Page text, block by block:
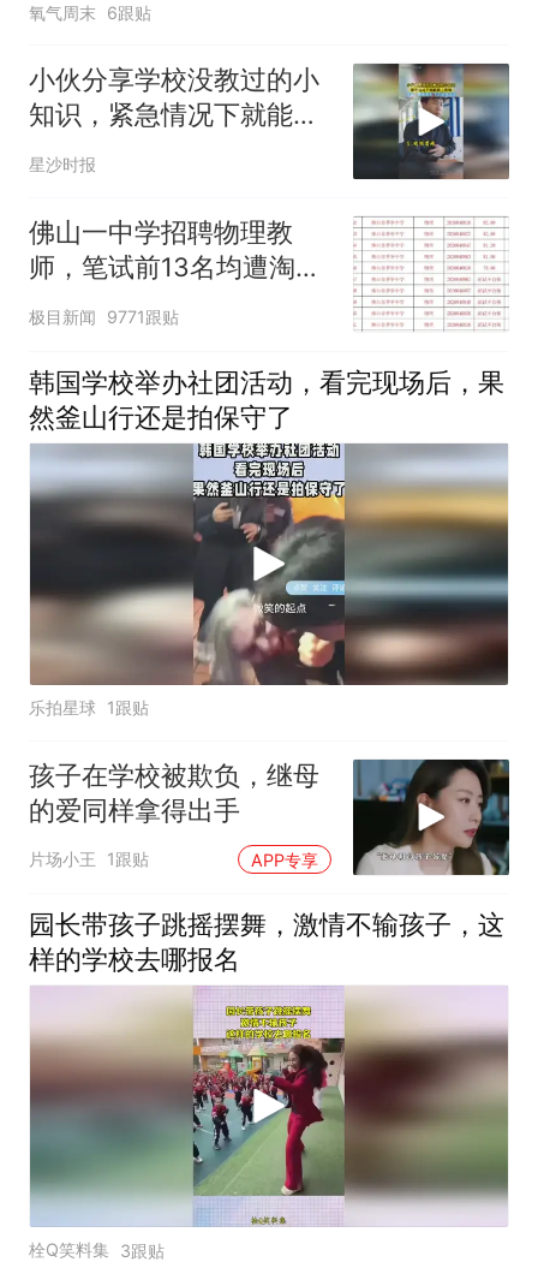
氧气周末 6跟贴
小伙分享学校没教过的小
知识，紧急情况下就能派
上用场，网友：脚麻甩手
星沙时报
佛山一中学招聘物理教
师，笔试前13名均遭淘
汰？教育局：已叫停招
极目新闻 9771跟贴
韩国学校举办社团活动，看完现场后，果
然釜山行还是拍保守了
乐拍星球 1跟贴
孩子在学校被欺负，继母
的爱同样拿得出手
片场小王 1跟贴 APP专享
园长带孩子跳摇摆舞，激情不输孩子，这
样的学校去哪报名
栓Q笑料集 3跟贴